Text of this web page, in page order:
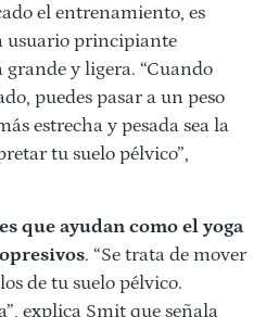
el entrenamiento, es
usuario principiante
y ligera. “Cuando
puedes pasar a un peso
estrecha y pesada sea la
tu suelo pélvico”,
que ayudan como el yoga
. “Se trata de mover
de tu suelo pélvico.
explica Smit que señala